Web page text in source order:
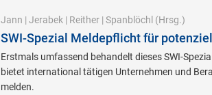
Jann | Jerabek| Reither| Spanblöchl (Hrsg.)
SWI-Spezial Meldepflicht für
Erstmals umfassend behandelt dieses SWI-
bietet international tätigen Unternehmen und
melden.